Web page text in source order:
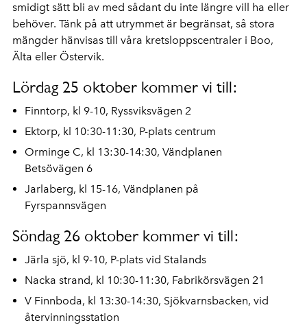
smidigt sätt bli av med sådant du inte längre vill ha eller
behöver. Tänk på att utrymmet är begränsat, så stora
mängder hänvisas till våra kretsloppscentraler i Boo,
Älta eller Östervik.
Lördag 25 oktober kommer vi till:
Finntorp, kl 9-10, Ryssviksvägen 2
Ektorp, kl 10:30-11:30, P-plats centrum
Orminge C, kl 13:30-14:30, Vändplanen
Betsövägen 6
Jarlaberg, kl 15-16, Vändplanen på
Fyrspannsvägen
Söndag 26 oktober kommer vi till:
Järla sjö, kl 9-10, P-plats vid Stalands
Nacka strand, kl 10:30-11:30, Fabrikörsvägen 21
V Finnboda, kl 13:30-14:30, Sjökvarnsbacken, vid
återvinningsstation